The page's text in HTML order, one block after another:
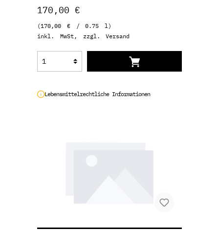
170,00 €
(170,00 € / 0.75 l)
inkl. MwSt, zzgl. Versand
Lebensmittelrechtliche Informationen